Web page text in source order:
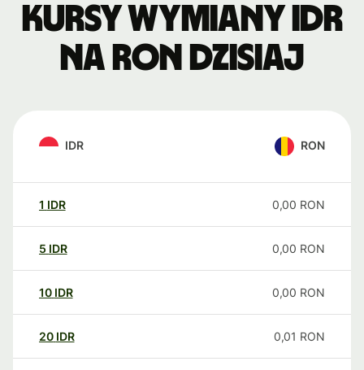
Kursy wymiany IDR
na RON dzisiaj
IDR RON
1 IDR 0,00 RON
5 IDR 0,00 RON
10 IDR 0,00 RON
20 IDR 0,01 RON